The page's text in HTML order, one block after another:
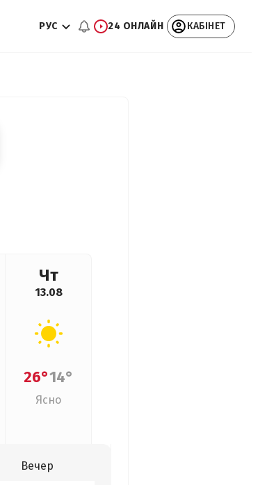
РУС 24 ОНЛАЙН КАБІНЕТ
Чт
13.08
26°14°
Ясно
Вечер